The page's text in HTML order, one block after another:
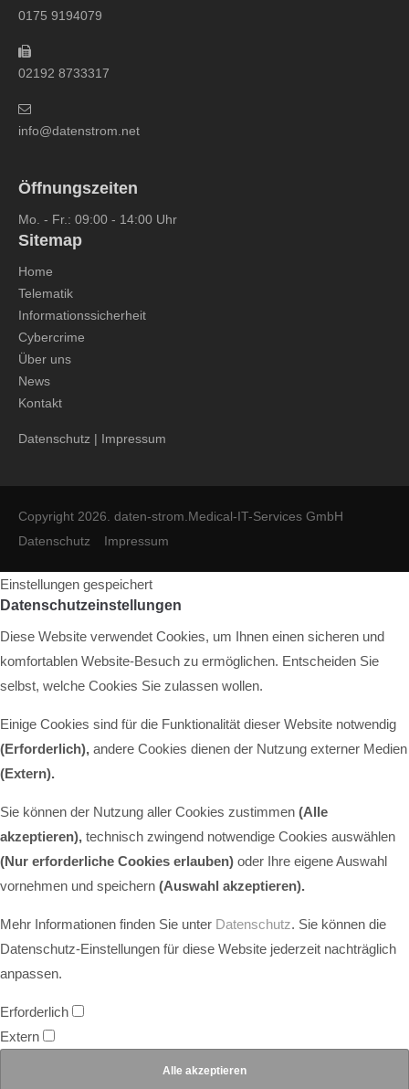
0175 9194079
02192 8733317
info@datenstrom.net
Öffnungszeiten
Mo. - Fr.: 09:00 - 14:00 Uhr
Sitemap
Home
Telematik
Informationssicherheit
Cybercrime
Über uns
News
Kontakt
Datenschutz | Impressum
Copyright 2026. daten-strom.Medical-IT-Services GmbH
Datenschutz
Impressum
Einstellungen gespeichert
Datenschutzeinstellungen
Diese Website verwendet Cookies, um Ihnen einen sicheren und
komfortablen Website-Besuch zu ermöglichen. Entscheiden Sie
selbst, welche Cookies Sie zulassen wollen.
Einige Cookies sind für die Funktionalität dieser Website notwendig
(Erforderlich), andere Cookies dienen der Nutzung externer Medien
(Extern).
Sie können der Nutzung aller Cookies zustimmen (Alle
akzeptieren), technisch zwingend notwendige Cookies auswählen
(Nur erforderliche Cookies erlauben) oder Ihre eigene Auswahl
vornehmen und speichern (Auswahl akzeptieren).
Mehr Informationen finden Sie unter Datenschutz. Sie können die
Datenschutz-Einstellungen für diese Website jederzeit nachträglich
anpassen.
Erforderlich
Extern